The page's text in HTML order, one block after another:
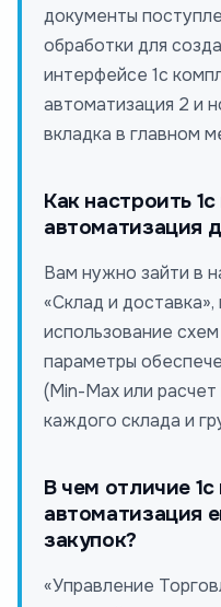
документы
обработки для
интерфейсе 1с
автоматизация 2 и
вкладка в главном
Как настроить
автоматизация
Вам нужно зайти в
«Склад и доставка»,
использование
параметры
(Min-Max или
каждого склада и
В чем отличие
автоматизация
закупок?
«Управление